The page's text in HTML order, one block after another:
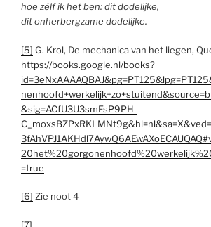
hoe zélf ik het ben: dit dodelijke,
dit onherbergzame dodelijke.
[5] G. Krol, De mechanica van het liegen,
https://books.google.nl/books?
&sig=ACfU3U3smFsP9PH-
=true
[6] Zie noot 4
[7]